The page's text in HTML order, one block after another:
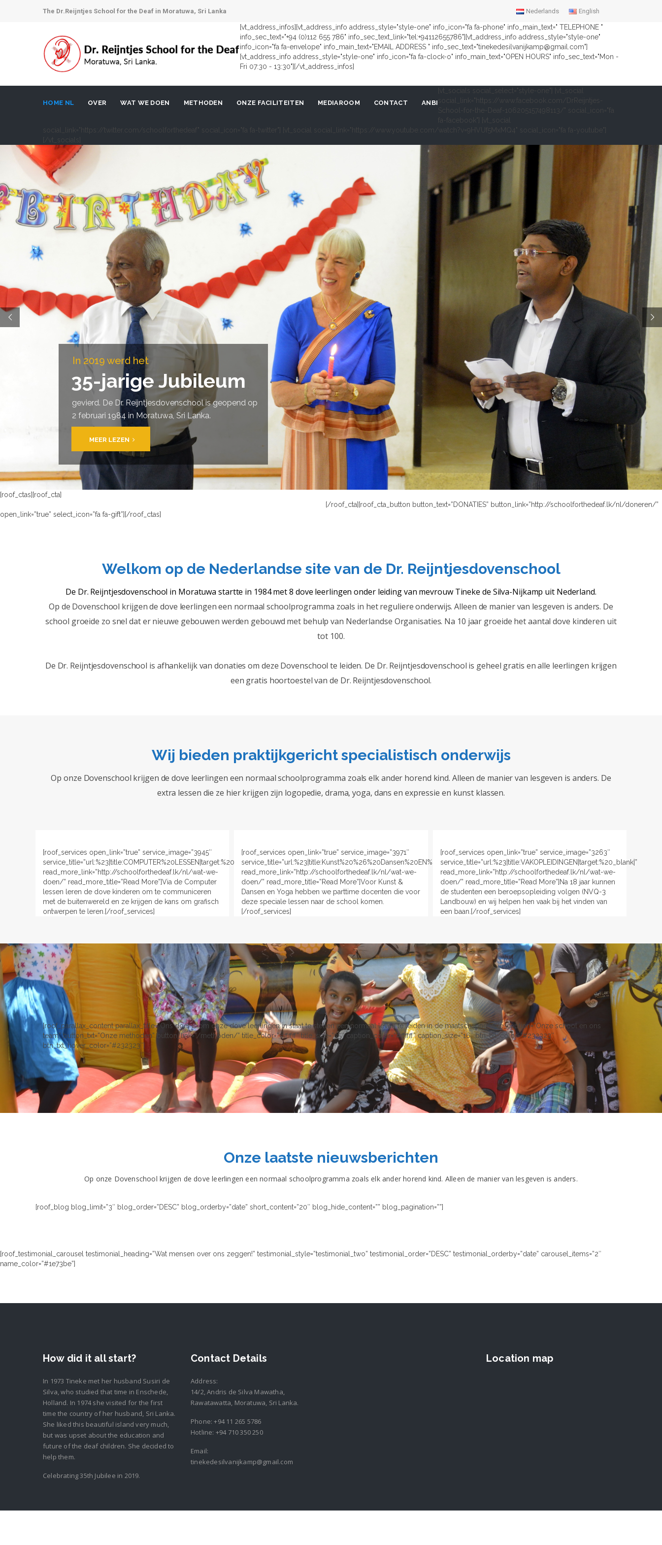
The Dr.Reijntjes School for the Deaf in Moratuwa, Sri Lanka Nederlands English
[vt_address_infos][vt_address_info address_style="style-one" info_icon="fa fa-phone" info_main_text=" TELEPHONE "
info_sec_text="+94 (0)112 655 786" info_sec_text_link="tel:+94112655786"][vt_address_info address_style="style-one"
info_icon="fa fa-envelope" info_main_text="EMAIL ADDRESS " info_sec_text="tinekedesilvanijkamp@gmail.com"]
[vt_address_info address_style="style-one" info_icon="fa fa-clock-o" info_main_text="OPEN HOURS" info_sec_text="Mon -
Fri 07:30 - 13:30"][/vt_address_infos]
HOME NL OVER WAT WE DOEN METHODEN ONZE FACILITEITEN MEDIAROOM CONTACT ANBI
[vt_socials social_select="style-one"] [vt_social
social_link="https://www.facebook.com/DrReijntjes-
School-for-the-Deaf-106205157498113/" social_icon="fa
fa-facebook"] [vt_social
social_link="https://twitter.com/schoolforthedeaf" social_icon="fa fa-twitter"] [vt_social social_link="https://www.youtube.com/watch?v=9HVUf5MxMQ4" social_icon="fa fa-youtube"]
[/vt_socials]
In 2019 werd het
35-jarige Jubileum
gevierd. De Dr. Reijntjesdovenschool is geopend op
2 februari 1984 in Moratuwa, Sri Lanka.
MEER LEZEN
[roof_ctas][roof_cta]
[/roof_cta][roof_cta_button button_text=”DONATIES” button_link=”http://schoolforthedeaf.lk/nl/doneren/”
open_link=”true” select_icon=”fa fa-gift”][/roof_ctas]
Welkom op de Nederlandse site van de Dr. Reijntjesdovenschool
De Dr. Reijntjesdovenschool in Moratuwa startte in 1984 met 8 dove leerlingen onder leiding van mevrouw Tineke de Silva-Nijkamp uit Nederland.
Op de Dovenschool krijgen de dove leerlingen een normaal schoolprogramma zoals in het reguliere onderwijs. Alleen de manier van lesgeven is anders. De
school groeide zo snel dat er nieuwe gebouwen werden gebouwd met behulp van Nederlandse Organisaties. Na 10 jaar groeide het aantal dove kinderen uit
tot 100.
De Dr. Reijntjesdovenschool is afhankelijk van donaties om deze Dovenschool te leiden. De Dr. Reijntjesdovenschool is geheel gratis en alle leerlingen krijgen
een gratis hoortoestel van de Dr. Reijntjesdovenschool.
Wij bieden praktijkgericht specialistisch onderwijs
Op onze Dovenschool krijgen de dove leerlingen een normaal schoolprogramma zoals elk ander horend kind. Alleen de manier van lesgeven is anders. De
extra lessen die ze hier krijgen zijn logopedie, drama, yoga, dans en expressie en kunst klassen.
[roof_services open_link=”true” service_image=”3945″
service_title=”url:%23|title:COMPUTER%20LESSEN|target:%20_blank|”
read_more_link=”http://schoolforthedeaf.lk/nl/wat-we-
doen/” read_more_title=”Read More”]Via de Computer
lessen leren de dove kinderen om te communiceren
met de buitenwereld en ze krijgen de kans om grafisch
ontwerpen te leren.[/roof_services]
[roof_services open_link=”true” service_image=”3971″
service_title=”url:%23|title:Kunst%20%26%20Dansen%20EN%20YOGA||”
read_more_link=”http://schoolforthedeaf.lk/nl/wat-we-
doen/” read_more_title=”Read More”]Voor Kunst &
Dansen en Yoga hebben we parttime docenten die voor
deze speciale lessen naar de school komen.
[/roof_services]
[roof_services open_link=”true” service_image=”3263″
service_title=”url:%23|title:VAKOPLEIDINGEN|target:%20_blank|”
read_more_link=”http://schoolforthedeaf.lk/nl/wat-we-
doen/” read_more_title=”Read More”]Na 18 jaar kunnen
de studenten een beroepsopleiding volgen (NVQ-3
Landbouw) en wij helpen hen vaak bij het vinden van
een baan.[/roof_services]
[roof_parallax_content parallax_title=”Ons doel is om onze dove leerlingen in staat te stellen een normaal leven te leiden in de maatschappij.” title_caption=”Onze school en ons
team” button_txt=”Onze methoden” button_link=”/methoden/” title_color=”#ffffff” title_size=”35″ caption_color=”#ffffff” caption_size=”16″ btn_txt_color=”#232323″
btn_txt_hover_color=”#232323″]
Onze laatste nieuwsberichten
Op onze Dovenschool krijgen de dove leerlingen een normaal schoolprogramma zoals elk ander horend kind. Alleen de manier van lesgeven is anders.
[roof_blog blog_limit=”3″ blog_order=”DESC” blog_orderby=”date” short_content=”20″ blog_hide_content=”” blog_pagination=””]
[roof_testimonial_carousel testimonial_heading=”Wat mensen over ons zeggen!” testimonial_style=”testimonial_two” testimonial_order=”DESC” testimonial_orderby=”date” carousel_items=”2″
name_color=”#1e73be”]
How did it all start?
In 1973 Tineke met her husband Susiri de
Silva, who studied that time in Enschede,
Holland. In 1974 she visited for the first
time the country of her husband, Sri Lanka.
She liked this beautiful island very much,
but was upset about the education and
future of the deaf children. She decided to
help them.
Celebrating 35th Jubilee in 2019.
Contact Details
Address:
14/2, Andris de Silva Mawatha,
Rawatawatta, Moratuwa, Sri Lanka.
Phone:+94 11 265 5786
Hotline: +94 710 350 250
Email:
tinekedesilvanijkamp@gmail.com
Location map